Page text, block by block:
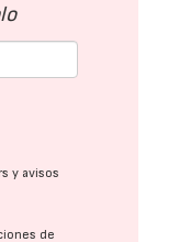
y avisos
de